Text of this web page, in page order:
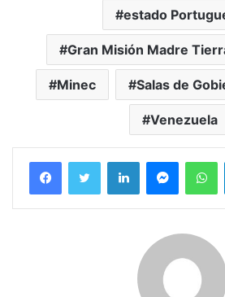
estado
Gran Misión Madre
Minec Salas de
Venezuela
FacebookTwitter LinkedIn